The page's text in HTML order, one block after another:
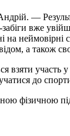
—
забіги вже
на
а також
до